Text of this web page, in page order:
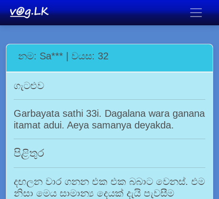
නම: Sa*** | වයස: 32
ගැටළුව
Garbayata sathi 33i. Dagalana wara ganana
itamat adui. Aeya samanya deyakda.
පිළිතුර
දඟලන වාර ගනන එක එක බබාට වෙනස්. එම
නිසා මෙය සාමාන්‍ය දෙයක් දැයි පැවසීම